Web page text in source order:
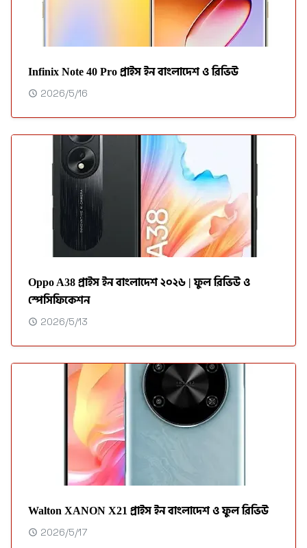
Infinix Note 40 Pro প্রাইস ইন বাংলাদেশ ও রিভিউ
2026/5/16
Oppo A38 প্রাইস ইন বাংলাদেশ ২০২৬ | ফুল রিভিউ ও
স্পেসিফিকেশন
2026/5/13
Walton XANON X21 প্রাইস ইন বাংলাদেশ ও ফুল রিভিউ
2026/5/17